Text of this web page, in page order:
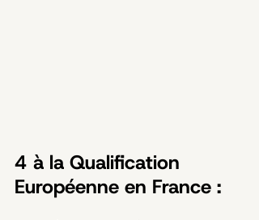
4 à la Qualification
Européenne en France :